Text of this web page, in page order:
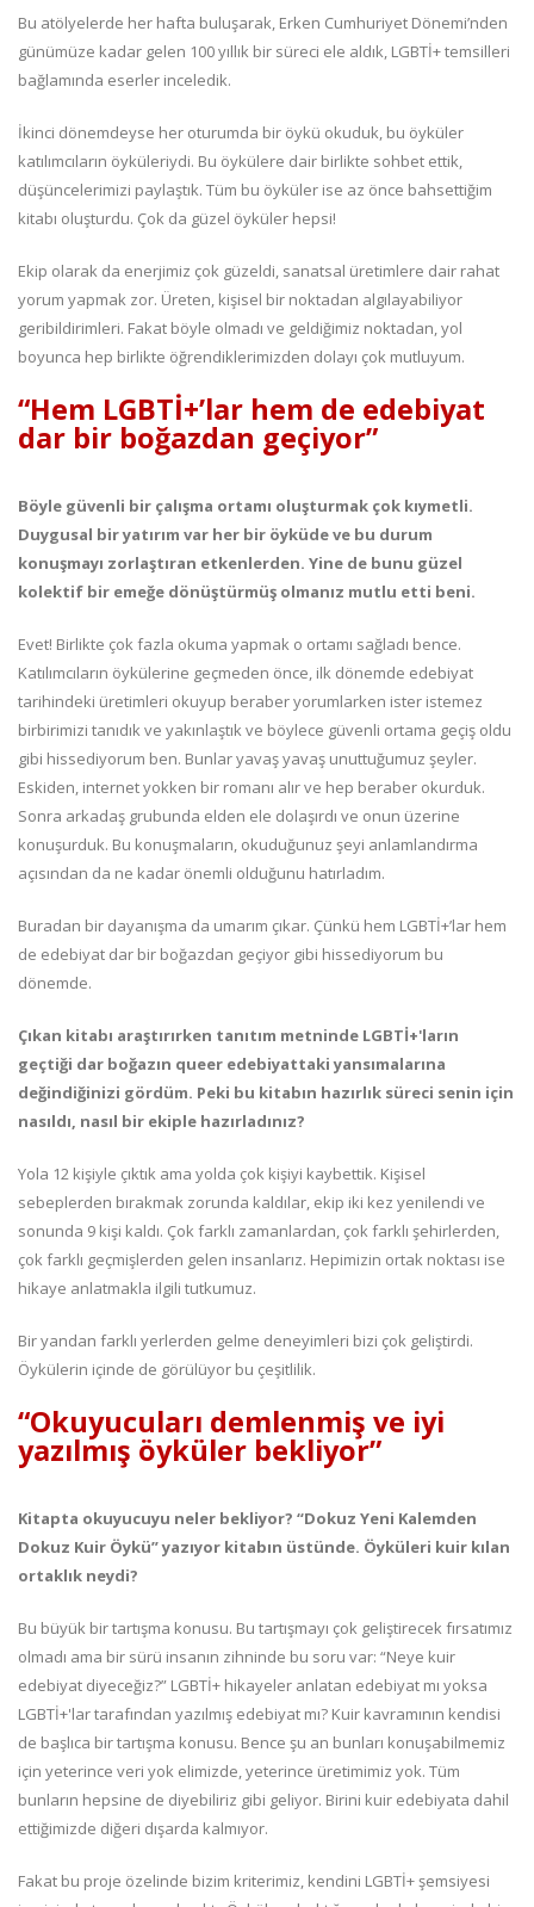
Bu atölyelerde her hafta buluşarak, Erken Cumhuriyet Dönemi’nden
günümüze kadar gelen 100 yıllık bir süreci ele aldık, LGBTİ+ temsilleri
bağlamında eserler inceledik.
İkinci dönemdeyse her oturumda bir öykü okuduk, bu öyküler
katılımcıların öyküleriydi. Bu öykülere dair birlikte sohbet ettik,
düşüncelerimizi paylaştık. Tüm bu öyküler ise az önce bahsettiğim
kitabı oluşturdu. Çok da güzel öyküler hepsi!
Ekip olarak da enerjimiz çok güzeldi, sanatsal üretimlere dair rahat
yorum yapmak zor. Üreten, kişisel bir noktadan algılayabiliyor
geribildirimleri. Fakat böyle olmadı ve geldiğimiz noktadan, yol
boyunca hep birlikte öğrendiklerimizden dolayı çok mutluyum.
“Hem LGBTİ+’lar hem de edebiyat
dar bir boğazdan geçiyor”
Böyle güvenli bir çalışma ortamı oluşturmak çok kıymetli.
Duygusal bir yatırım var her bir öyküde ve bu durum
konuşmayı zorlaştıran etkenlerden. Yine de bunu güzel
kolektif bir emeğe dönüştürmüş olmanız mutlu etti beni.
Evet! Birlikte çok fazla okuma yapmak o ortamı sağladı bence.
Katılımcıların öykülerine geçmeden önce, ilk dönemde edebiyat
tarihindeki üretimleri okuyup beraber yorumlarken ister istemez
birbirimizi tanıdık ve yakınlaştık ve böylece güvenli ortama geçiş oldu
gibi hissediyorum ben. Bunlar yavaş yavaş unuttuğumuz şeyler.
Eskiden, internet yokken bir romanı alır ve hep beraber okurduk.
Sonra arkadaş grubunda elden ele dolaşırdı ve onun üzerine
konuşurduk. Bu konuşmaların, okuduğunuz şeyi anlamlandırma
açısından da ne kadar önemli olduğunu hatırladım.
Buradan bir dayanışma da umarım çıkar. Çünkü hem LGBTİ+’lar hem
de edebiyat dar bir boğazdan geçiyor gibi hissediyorum bu
dönemde.
Çıkan kitabı araştırırken tanıtım metninde LGBTİ+'ların
geçtiği dar boğazın queer edebiyattaki yansımalarına
değindiğinizi gördüm. Peki bu kitabın hazırlık süreci senin için
nasıldı, nasıl bir ekiple hazırladınız?
Yola 12 kişiyle çıktık ama yolda çok kişiyi kaybettik. Kişisel
sebeplerden bırakmak zorunda kaldılar, ekip iki kez yenilendi ve
sonunda 9 kişi kaldı. Çok farklı zamanlardan, çok farklı şehirlerden,
çok farklı geçmişlerden gelen insanlarız. Hepimizin ortak noktası ise
hikaye anlatmakla ilgili tutkumuz.
Bir yandan farklı yerlerden gelme deneyimleri bizi çok geliştirdi.
Öykülerin içinde de görülüyor bu çeşitlilik.
“Okuyucuları demlenmiş ve iyi
yazılmış öyküler bekliyor”
Kitapta okuyucuyu neler bekliyor? “Dokuz Yeni Kalemden
Dokuz Kuir Öykü” yazıyor kitabın üstünde. Öyküleri kuir kılan
ortaklık neydi?
Bu büyük bir tartışma konusu. Bu tartışmayı çok geliştirecek fırsatımız
olmadı ama bir sürü insanın zihninde bu soru var: “Neye kuir
edebiyat diyeceğiz?” LGBTİ+ hikayeler anlatan edebiyat mı yoksa
LGBTİ+'lar tarafından yazılmış edebiyat mı? Kuir kavramının kendisi
de başlıca bir tartışma konusu. Bence şu an bunları konuşabilmemiz
için yeterince veri yok elimizde, yeterince üretimimiz yok. Tüm
bunların hepsine de diyebiliriz gibi geliyor. Birini kuir edebiyata dahil
ettiğimizde diğeri dışarda kalmıyor.
Fakat bu proje özelinde bizim kriterimiz, kendini LGBTİ+ şemsiyesi